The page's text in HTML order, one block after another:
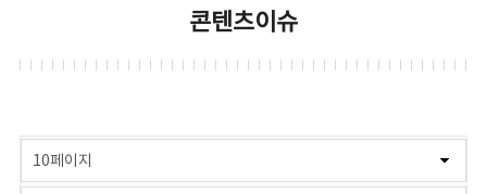
콘텐츠이슈